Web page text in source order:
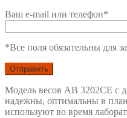
Ваш e-mail или телефон*
*Все поля обязательны для
Модель весов AB 3202CE с
надежны, оптимальны в
используют во время